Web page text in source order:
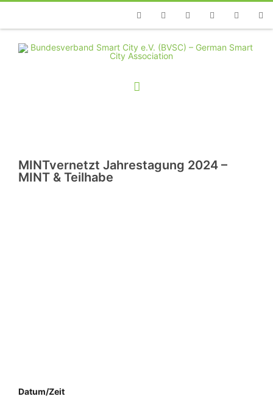
TelefonFacebookTwitterYoutubeInstagramLinkedin
MINTvernetzt Jahrestagung 2024 –
MINT & Teilhabe
Datum/Zeit